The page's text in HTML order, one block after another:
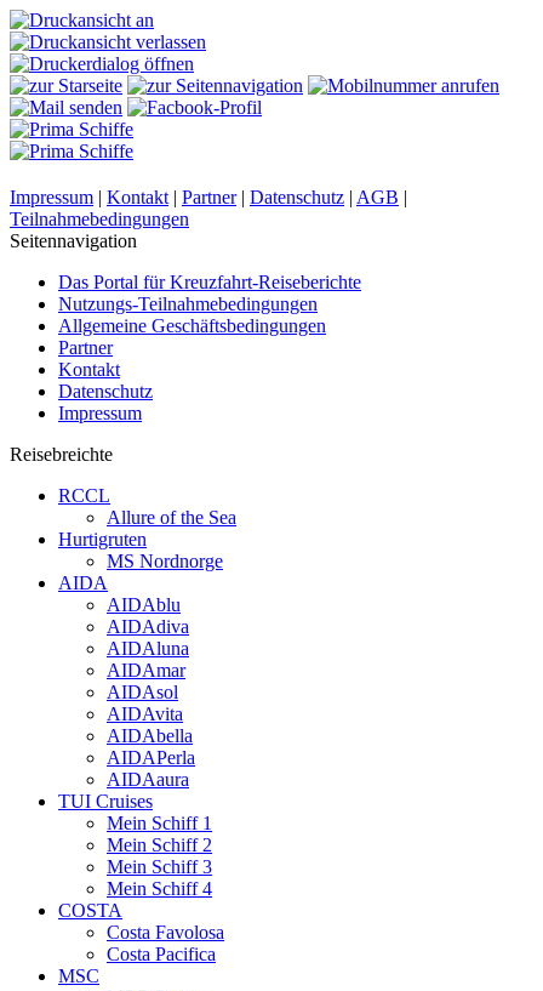
Impressum | Kontakt | Partner| Datenschutz | AGB |
Teilnahmebedingungen
Seitennavigation
Das Portal für Kreuzfahrt-Reiseberichte
Nutzungs-Teilnahmebedingungen
Allgemeine Geschäftsbedingungen
Partner
Kontakt
Datenschutz
Impressum
Reisebreichte
RCCL
Allure of the Sea
Hurtigruten
MS Nordnorge
AIDA
AIDAblu
AIDAdiva
AIDAluna
AIDAmar
AIDAsol
AIDAvita
AIDAbella
AIDAPerla
AIDAaura
TUI Cruises
Mein Schiff 1
Mein Schiff 2
Mein Schiff 3
Mein Schiff 4
COSTA
Costa Favolosa
Costa Pacifica
MSC